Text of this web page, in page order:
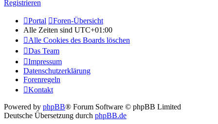
Registrieren
Portal
Foren-Übersicht
Alle Zeiten sind UTC+01:00
Alle Cookies des Boards löschen
Das Team
Impressum
Datenschutzerklärung
Forenregeln
Kontakt
Powered by phpBB® Forum Software © phpBB Limited
Deutsche Übersetzung durch phpBB.de